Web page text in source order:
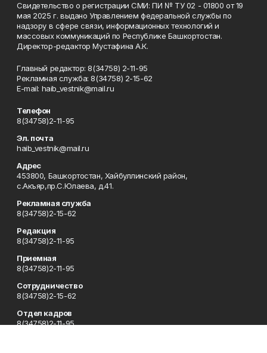
Свидетельство о регистрации СМИ: ПИ № ТУ 02 - 01800 от 19
мая 2025 г. выдано Управлением федеральной службы по
надзору в сфере связи, информационных технологий и
массовых коммуникаций по Республике Башкортостан.
Директор-редактор Мустафина А.К.
Главный редактор: 8(34758) 2-11-95
Рекламная служба: 8(34758) 2-15-62
Е-mаil: haib_vestnik@mail.ru
Телефон
8(34758)2-11-95
Эл. почта
haib_vestnik@mail.ru
Адрес
453800, Башкортостан, Хайбуллинский район,
с.Акъяр,пр.С.Юлаева, д.41.
Рекламная служба
8(34758)2-15-62
Редакция
8(34758)2-11-95
Приемная
8(34758)2-11-95
Сотрудничество
8(34758)2-15-62
Отдел кадров
8(34758)2-11-95